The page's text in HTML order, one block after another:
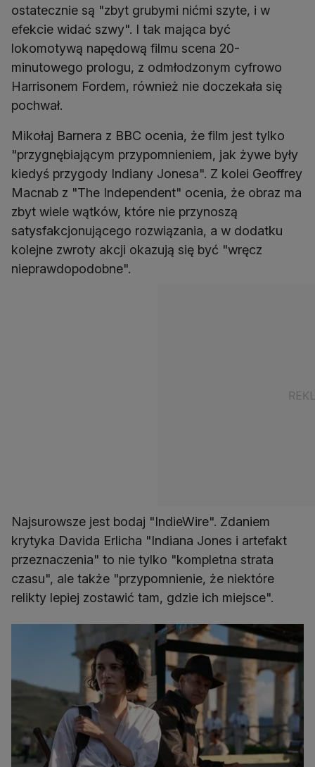
ostatecznie są "zbyt grubymi nićmi szyte, i w
efekcie widać szwy". I tak mająca być
lokomotywą napędową filmu scena 20-
minutowego prologu, z odmłodzonym cyfrowo
Harrisonem Fordem, również nie doczekała się
pochwał.
Mikołaj Barnera z BBC ocenia, że film jest tylko
"przygnębiającym przypomnieniem, jak żywe były
kiedyś przygody Indiany Jonesa". Z kolei Geoffrey
Macnab z "The Independent" ocenia, że obraz ma
zbyt wiele wątków, które nie przynoszą
satysfakcjonującego rozwiązania, a w dodatku
kolejne zwroty akcji okazują się być "wręcz
nieprawdopodobne".
Najsurowsze jest bodaj "IndieWire". Zdaniem
krytyka Davida Erlicha "Indiana Jones i artefakt
przeznaczenia" to nie tylko "kompletna strata
czasu", ale także "przypomnienie, że niektóre
relikty lepiej zostawić tam, gdzie ich miejsce".